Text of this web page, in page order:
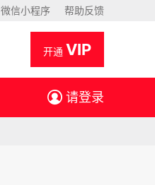
微信小程序 帮助反馈
开通 VIP
请登录